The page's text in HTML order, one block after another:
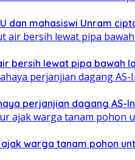
dan mahasiswi Unram
bersih lewat pipa bawah
perjanjian dagang
warga tanam pohon